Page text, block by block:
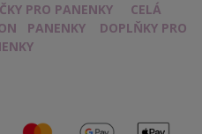
PRO PANENKY
CELÁ
PANENKY
DOPLŇKY PRO